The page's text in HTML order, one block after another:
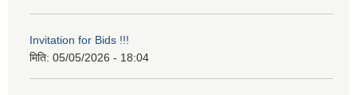
Invitation for Bids !!!
मिति: 05/05/2026 - 18:04